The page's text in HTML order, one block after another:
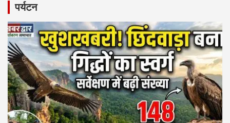
b
o
o
k
A
p
p
पर्यटन